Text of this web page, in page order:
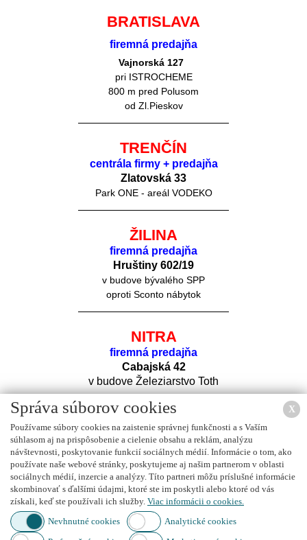
BRATISLAVA
firemná predajňa
Vajnorská 127
pri ISTROCHEME
800 m pred Polusom
od Zl.Pieskov
TRENČÍN
centrála firmy + predajňa
Zlatovská 33
Park ONE - areál VODEKO
ŽILINA
firemná predajňa
Hruštiny 602/19
v budove bývalého SPP
oproti Sconto nábytok
NITRA
firemná predajňa
Cabajská 42
v budove Železiarstvo Toth
Nájdete nás naFACEBOOKu
X
Správa súborov cookies
Používame súbory cookies na zaistenie správnej funkčnosti a s Vaším
súhlasom aj na prispôsobenie a cielenie obsahu a reklám, analýzu
návštevnosti, poskytovanie funkcií sociálnych médií. Informácie o tom, ako
používate naše webové stránky, poskytujeme aj našim partnerom v oblasti
sociálnych médií, inzercie a analýzy. Títo partneri môžu príslušné informácie
skombinovať s ďalšími údajmi, ktoré ste im poskytli alebo ktoré od vás
získali, keď ste používali ich služby. Viac informácii o cookies.
Nevhnutné cookies
Analytické cookies